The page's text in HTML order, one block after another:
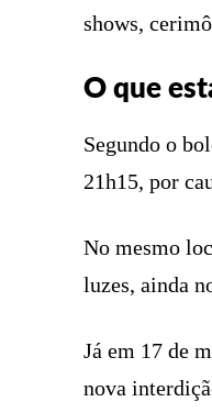
shows,
O que
Segundo o
21h15, por
No mesmo
luzes, ainda
Já em 17 de
nova